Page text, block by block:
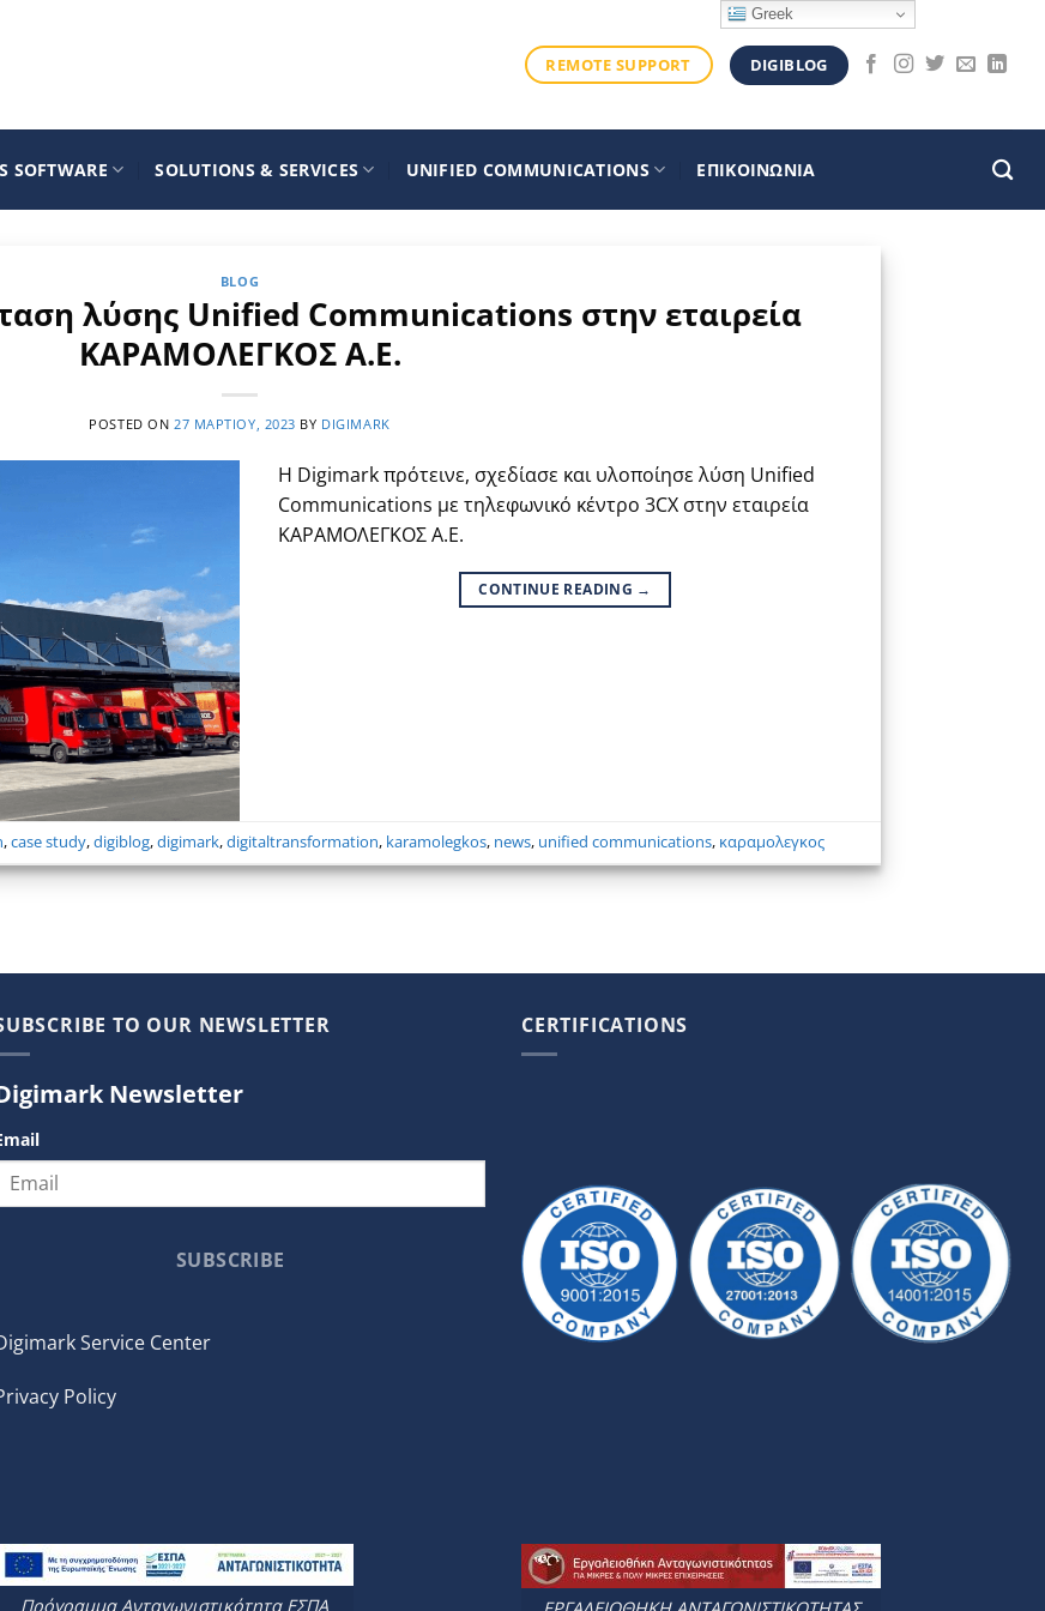
REMOTE SUPPORT DIGIBLOG
SOFTWARE SOLUTIONS & SERVICES UNIFIED COMMUNICATIONS ΕΠΙΚΟΙΝΩΝΙΑ
BLOG
λύσης Unified Communications στην εταιρεία
ΚΑΡΑΜΟΛΕΓΚΟΣ Α.Ε.
POSTED ON 27 ΜΑΡΤΊΟΥ, 2023 BY DIGIMARK
Η Digimark πρότεινε, σχεδίασε και υλοποίησε λύση Unified
Communications με τηλεφωνικό κέντρο 3CX στην εταιρεία
ΚΑΡΑΜΟΛΕΓΚΟΣ Α.Ε.
CONTINUE READING →
,case study,digiblog,digimark,digitaltransformation, karamolegkos, news, unified communications, καραμολεγκος
TO OUR NEWSLETTER
Newsletter
SUBSCRIBE
Service Center
Policy
CERTIFICATIONS
Πρόγραμμα Ανταγωνιστικότητα ΕΣΠΑ
Greek